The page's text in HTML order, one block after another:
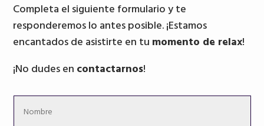
Completa el siguiente formulario y te
responderemos lo antes posible. ¡Estamos
encantados de asistirte en tu momento de relax!
¡No dudes en contactarnos!